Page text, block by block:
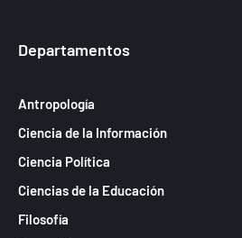
Departamentos
Antropología
Ciencia de la Información
Ciencia Política
Ciencias de la Educación
Filosofía